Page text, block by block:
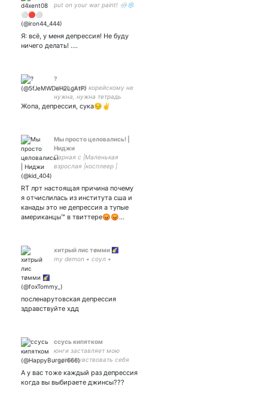
put on your war paint! 🌨❄
Я: всё, у меня депрессия! Не буду
ничего делать! ....
?
тетрадь по корейскому не
нужна, нужна тетрадь
смерти
Жопа, депрессия, сука😔✌
Мы просто целовались! |
Ниджи
Парная с |Маленькая
взрослая |косплеер |
say... Voltron?
RT лрт настоящая причина почему
я отчислилась из института сша и
канады это не депрессия а тупые
американцы™ в твиттере😡😡…
хитрый лис тøмми 🌠
my demon • соул •
посленарутовская депрессия
здравствуйте хдд
ссусь кипятком
юнги заставляет мою
vagina чувствовать себя
А у вас тоже каждый раз депрессия
когда вы выбираете джинсы???